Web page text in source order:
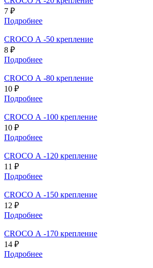
7 ₽
Подробнее
CROCO А -50 крепление
8 ₽
Подробнее
CROCO А -80 крепление
10 ₽
Подробнее
CROCO А -100 крепление
10 ₽
Подробнее
CROCO А -120 крепление
11 ₽
Подробнее
CROCO А -150 крепление
12 ₽
Подробнее
CROCO А -170 крепление
14 ₽
Подробнее